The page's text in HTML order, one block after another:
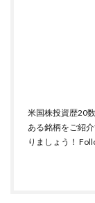
米国株投資歴20
ある銘柄をご紹
りましょう！